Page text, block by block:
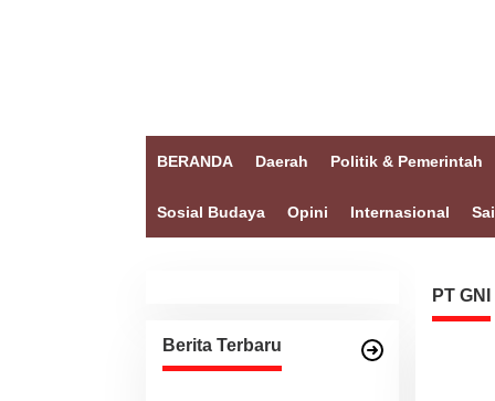
BERANDA Daerah Politik & Pemerintah
Sosial Budaya Opini Internasional
Berita Terbaru
PT GNI